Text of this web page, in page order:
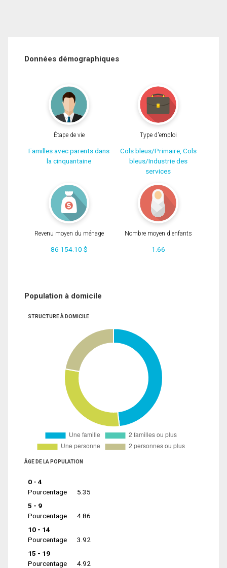
Données démographiques
Étape de vie
Familles avec parents dans
la cinquantaine
Type d'emploi
Cols bleus/Primaire, Cols
bleus/Industrie des
services
Revenu moyen du ménage
86 154.10 $
Nombre moyen d'enfants
1.66
Population à domicile
STRUCTURE À DOMICILE
ÂGE DE LA POPULATION
0 - 4
Pourcentage
5.35
5 - 9
Pourcentage
4.86
10 - 14
Pourcentage
3.92
15 - 19
Pourcentage
4.92